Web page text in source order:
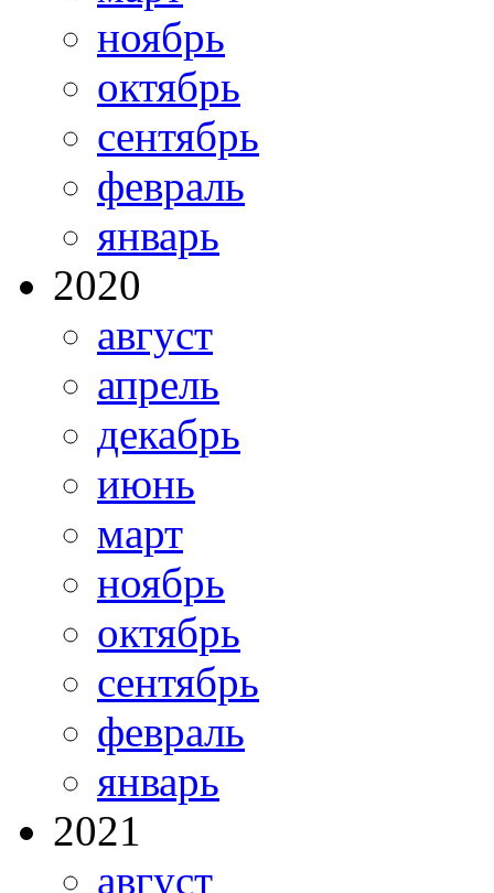
ноябрь
октябрь
сентябрь
февраль
январь
2020
август
апрель
декабрь
июнь
март
ноябрь
октябрь
сентябрь
февраль
январь
2021
август